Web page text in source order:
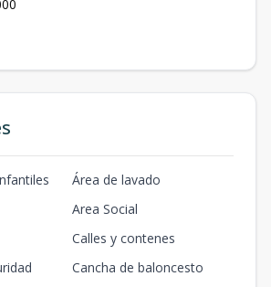
Área de lavado
Area Social
Calles y contenes
Cancha de baloncesto